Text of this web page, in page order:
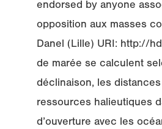
endorsed by anyone
opposition aux masses
Danel (Lille) URI: http://
de marée se calculent
déclinaison, les
ressources halieutiques
d’ouverture avec les